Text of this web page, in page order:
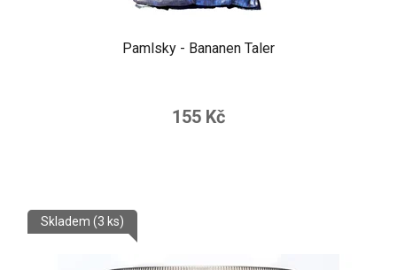
Pamlsky - Bananen Taler
155 Kč
Skladem (3 ks)